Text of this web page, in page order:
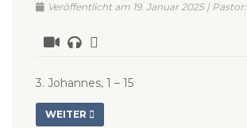
Veröffentlicht am 19. Januar 2025 | Pastor:
3. Johannes, 1 – 15
WEITER